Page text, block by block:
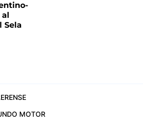
Sela
MOTOR